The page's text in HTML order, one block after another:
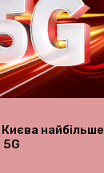
найбільше